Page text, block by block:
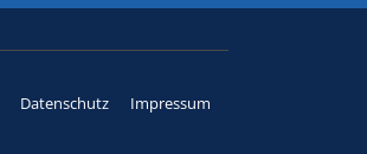
Datenschutz Impressum